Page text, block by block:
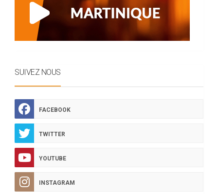
SUIVEZ NOUS
FACEBOOK
TWITTER
YOUTUBE
INSTAGRAM